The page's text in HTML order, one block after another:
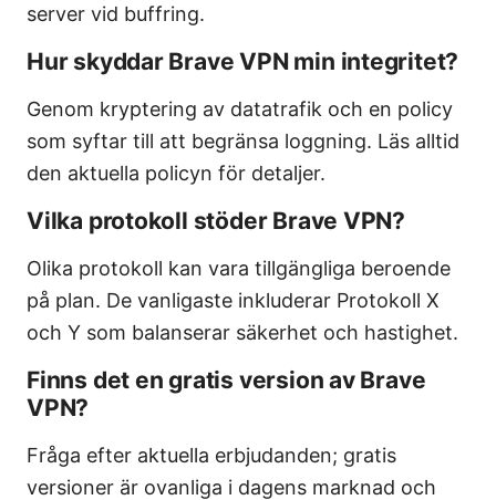
server vid buffring.
Hur skyddar Brave VPN min integritet?
Genom kryptering av datatrafik och en policy
som syftar till att begränsa loggning. Läs alltid
den aktuella policyn för detaljer.
Vilka protokoll stöder Brave VPN?
Olika protokoll kan vara tillgängliga beroende
på plan. De vanligaste inkluderar Protokoll X
och Y som balanserar säkerhet och hastighet.
Finns det en gratis version av Brave
VPN?
Fråga efter aktuella erbjudanden; gratis
versioner är ovanliga i dagens marknad och